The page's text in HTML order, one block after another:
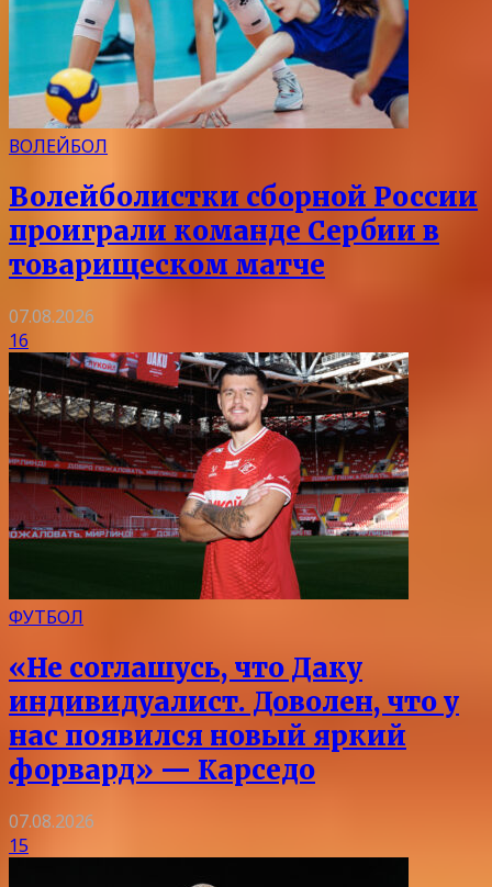
ВОЛЕЙБОЛ
Волейболистки сборной России
проиграли команде Сербии в
товарищеском матче
07.08.2026
16
ФУТБОЛ
«Не соглашусь, что Даку
индивидуалист. Доволен, что у
нас появился новый яркий
форвард» — Карседо
07.08.2026
15